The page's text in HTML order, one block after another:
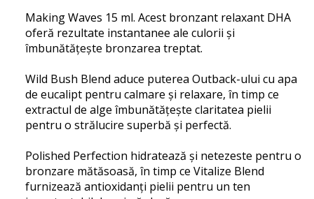
Making Waves 15 ml. Acest bronzant relaxant DHA
oferă rezultate instantanee ale culorii și
îmbunătățește bronzarea treptat.
Wild Bush Blend aduce puterea Outback-ului cu apa
de eucalipt pentru calmare și relaxare, în timp ce
extractul de alge îmbunătățește claritatea pielii
pentru o strălucire superbă și perfectă.
Polished Perfection hidratează și netezeste pentru o
bronzare mătăsoasă, în timp ce Vitalize Blend
furnizează antioxidanți pielii pentru un ten